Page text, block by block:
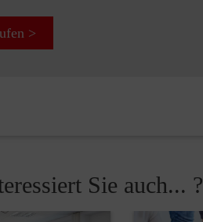
>
Sie auch... ?